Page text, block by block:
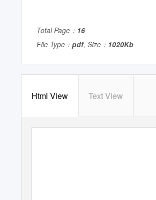
Total Page： 16
File Type： pdf, Size： 1020Kb
Html View Text View